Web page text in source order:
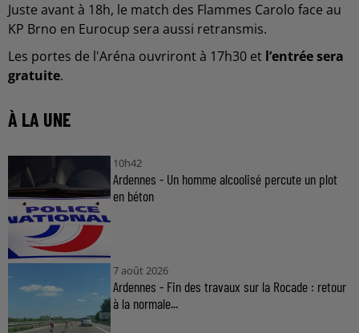
Juste avant à 18h, le match des Flammes Carolo face au
KP Brno en Eurocup sera aussi retransmis.
Les portes de l'Aréna ouvriront à 17h30 et l’entrée sera
gratuite.
À LA UNE
10h42
Ardennes - Un homme alcoolisé percute un plot
en béton
7 août 2026
Ardennes - Fin des travaux sur la Rocade : retour
à la normale...